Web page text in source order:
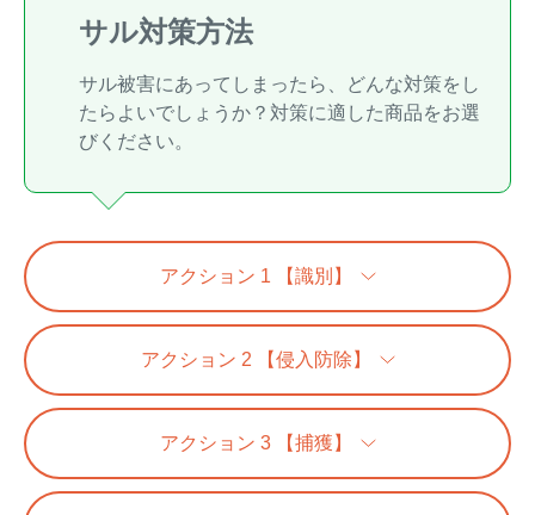
サル対策方法
サル被害にあってしまったら、どんな対策をし
たらよいでしょうか？対策に適した商品をお選
びください。
アクション 1 【識別】
アクション 2 【侵入防除】
アクション 3 【捕獲】
アライグマ対策
サル対策
タヌキ対策
アナグマ対策
イタチ・テン・
ヌートリア対策
ネズミ・モグラ対策
ブラックバス・